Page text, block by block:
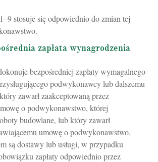
stosuje się odpowiednio do zmian tej
zapłata wynagrodzenia
bezpośredniej zapłaty wymagalnego
podwykonawcy lub dalszemu
zawarł zaakceptowaną przez
o podwykonawstwo, której
budowlane, lub który zawarł
umowę o podwykonawstwo,
są dostawy lub usługi, w przypadku
zapłaty odpowiednio przez